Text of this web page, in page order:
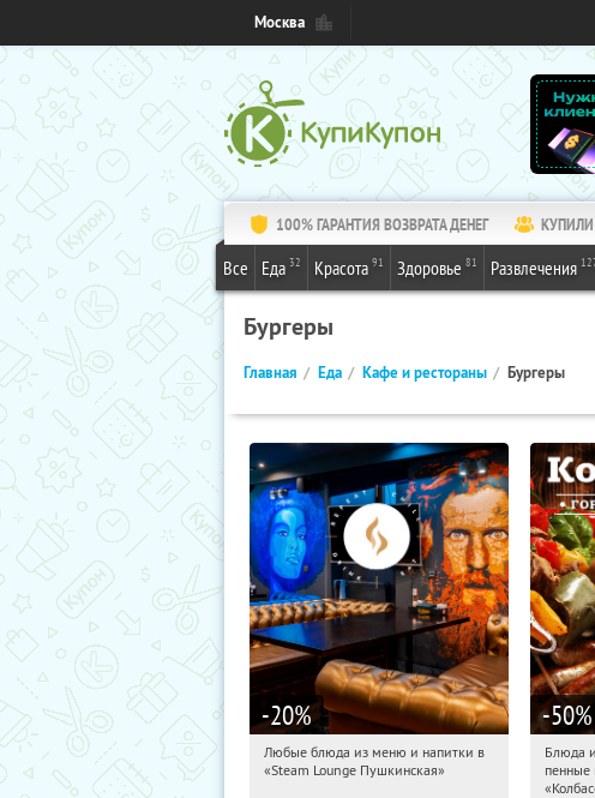
Москва
100% ГАРАНТИЯ ВОЗВРАТА ДЕНЕГ
Все Еда 32 Красота 91 Здоровье 81 Развлечения
Бургеры
Главная Еда Кафе и рестораны Бургеры
-20%
04:17:13 Купили:
Любые блюда из меню и напитки в
«Steam Lounge Пушкинская»
-50%
Блюда
пенные